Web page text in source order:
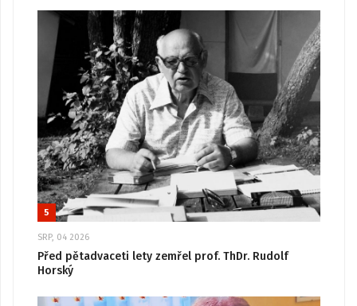
5
SRP, 04 2026
Před pětadvaceti lety zemřel prof. ThDr. Rudolf
Horský